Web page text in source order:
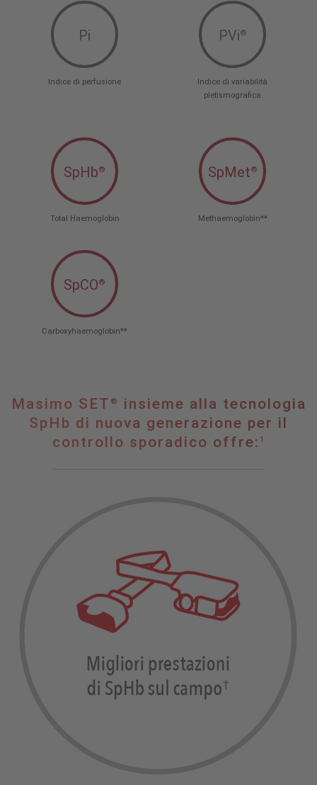
Pi
Indice di perfusione
PVi®
Indice di variabilità
pletismografica
SpHb®
Total Haemoglobin
SpMet®
Methaemoglobin**
SpCO®
Carboxyhaemoglobin**
Masimo
SET
insieme
Masimo SET ®
insieme alla tecnologia
SpHb di nuova generazione per il
controllo sporadico offre: 1